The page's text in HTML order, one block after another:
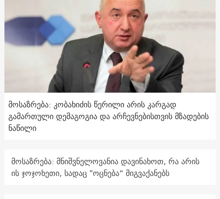
მოსაზრება: კობახიძის წერილი არის კარგად
გამართული დემაგოგია და არჩევნებისთვის მზადების
ნაწილი
მოსაზრება: მნიშვნელოვანია დავინახოთ, რა არის
ის ჯოჯოხეთი, სადაც "ოცნება“ მიგვაქანებს